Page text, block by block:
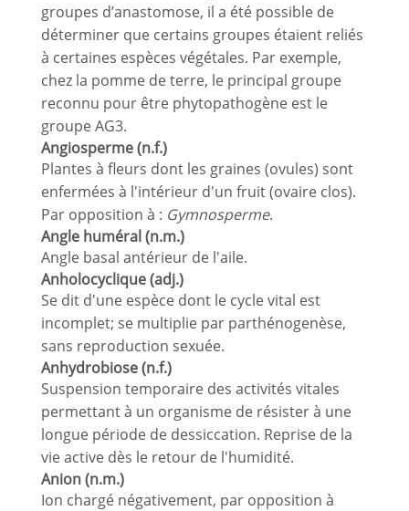
groupes d’anastomose, il a été possible de
déterminer que certains groupes étaient reliés
à certaines espèces végétales. Par exemple,
chez la pomme de terre, le principal groupe
reconnu pour être phytopathogène est le
groupe AG3.
Angiosperme (n.f.)
Plantes à fleurs dont les graines (ovules) sont
enfermées à l'intérieur d'un fruit (ovaire clos).
Par opposition à : Gymnosperme.
Angle huméral (n.m.)
Angle basal antérieur de l'aile.
Anholocyclique (adj.)
Se dit d'une espèce dont le cycle vital est
incomplet; se multiplie par parthénogenèse,
sans reproduction sexuée.
Anhydrobiose (n.f.)
Suspension temporaire des activités vitales
permettant à un organisme de résister à une
longue période de dessiccation. Reprise de la
vie active dès le retour de l'humidité.
Anion (n.m.)
Ion chargé négativement, par opposition à